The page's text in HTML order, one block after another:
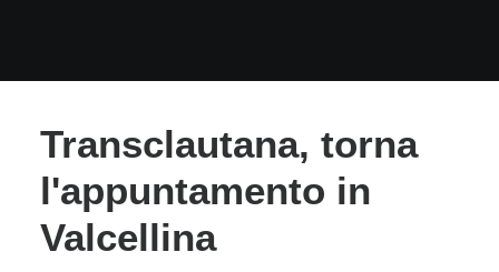
Transclautana, torna
l'appuntamento in
Valcellina